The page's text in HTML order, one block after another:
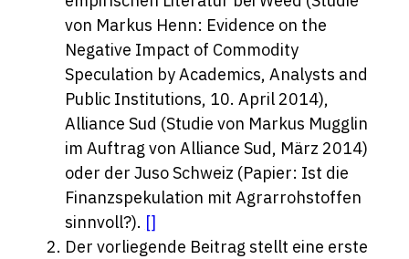
von Markus Henn: Evidence on the
Negative Impact of Commodity
Speculation by Academics, Analysts and
Public Institutions, 10. April 2014),
Alliance Sud (Studie von Markus Mugglin
im Auftrag von Alliance Sud, März 2014)
oder der Juso Schweiz (Papier: Ist die
Finanzspekulation mit Agrarrohstoffen
sinnvoll?). []
Der vorliegende Beitrag stellt eine erste